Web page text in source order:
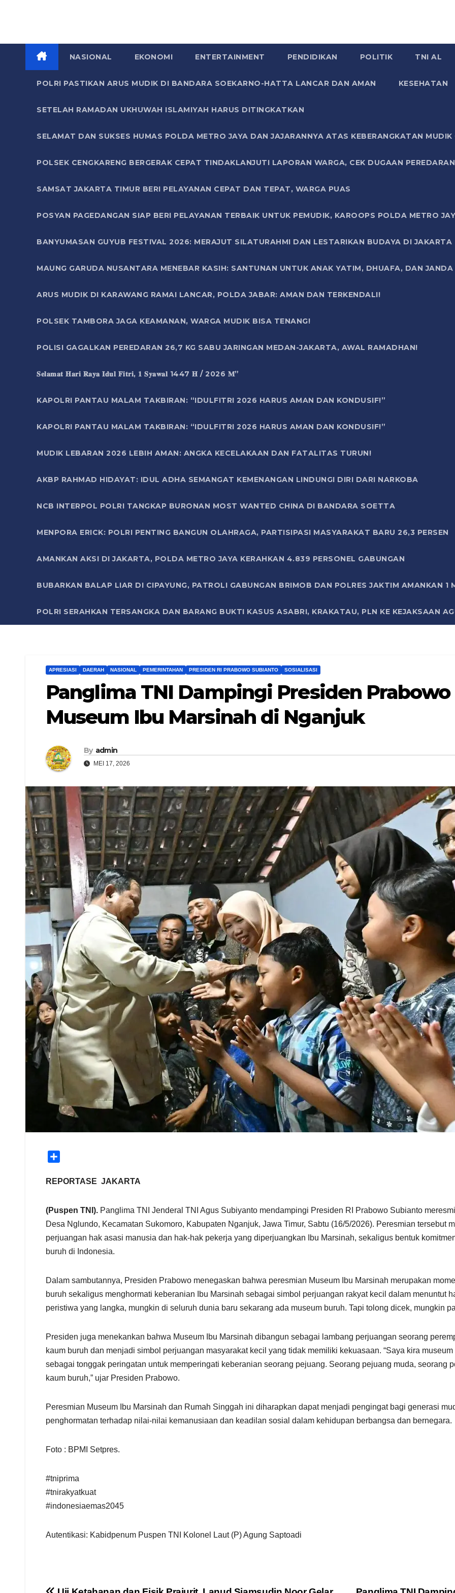
NASIONAL EKONOMI ENTERTAINMENT PENDIDIKAN POLITIK TNI AL
POLRI PASTIKAN ARUS MUDIK DI BANDARA SOEKARNO-HATTA LANCAR DAN AMAN KESEHATAN
SETELAH RAMADAN UKHUWAH ISLAMIYAH HARUS DITINGKATKAN
SELAMAT DAN SUKSES HUMAS POLDA METRO JAYA DAN JAJARANNYA ATAS KEBERANGKATAN
POLSEK CENGKARENG BERGERAK CEPAT TINDAKLANJUTI LAPORAN WARGA, CEK DUGAAN
SAMSAT JAKARTA TIMUR BERI PELAYANAN CEPAT DAN TEPAT, WARGA PUAS
POSYAN PAGEDANGAN SIAP BERI PELAYANAN TERBAIK UNTUK PEMUDIK, KAROOPS POLDA METRO
BANYUMASAN GUYUB FESTIVAL 2026: MERAJUT SILATURAHMI DAN LESTARIKAN BUDAYA DI JAKARTA
MAUNG GARUDA NUSANTARA MENEBAR KASIH: SANTUNAN UNTUK ANAK YATIM, DHUAFA, DAN
ARUS MUDIK DI KARAWANG RAMAI LANCAR, POLDA JABAR: AMAN DAN TERKENDALI!
POLSEK TAMBORA JAGA KEAMANAN, WARGA MUDIK BISA TENANG!
POLISI GAGALKAN PEREDARAN 26,7 KG SABU JARINGAN MEDAN-JAKARTA, AWAL RAMADHAN!
𝐒𝐞𝐥𝐚𝐦𝐚𝐭 𝐇𝐚𝐫𝐢 𝐑𝐚𝐲𝐚 𝐈𝐝𝐮𝐥 𝐅𝐢𝐭𝐫𝐢, 𝟏 𝐒𝐲𝐚𝐰𝐚𝐥 1447 𝐇 / 2026 𝐌”
KAPOLRI PANTAU MALAM TAKBIRAN: “IDULFITRI 2026 HARUS AMAN DAN KONDUSIF!”
KAPOLRI PANTAU MALAM TAKBIRAN: “IDULFITRI 2026 HARUS AMAN DAN KONDUSIF!”
MUDIK LEBARAN 2026 LEBIH AMAN: ANGKA KECELAKAAN DAN FATALITAS TURUN!
AKBP RAHMAD HIDAYAT: IDUL ADHA SEMANGAT KEMENANGAN LINDUNGI DIRI DARI NARKOBA
NCB INTERPOL POLRI TANGKAP BURONAN MOST WANTED CHINA DI BANDARA SOETTA
MENPORA ERICK: POLRI PENTING BANGUN OLAHRAGA, PARTISIPASI MASYARAKAT BARU 26,3 PERSEN
AMANKAN AKSI DI JAKARTA, POLDA METRO JAYA KERAHKAN 4.839 PERSONEL GABUNGAN
BUBARKAN BALAP LIAR DI CIPAYUNG, PATROLI GABUNGAN BRIMOB DAN POLRES JAKTIM AMANKAN 1
POLRI SERAHKAN TERSANGKA DAN BARANG BUKTI KASUS ASABRI, KRAKATAU, PLN KE KEJAKSAAN
APRESIASI DAERAH NASIONAL PEMERINTAHAN PRESIDEN RI PRABOWO SUBIANTO SOSIALISASI
Panglima TNI Dampingi Presiden
Museum Ibu Marsinah di Nganjuk
By admin
MEI 17, 2026
a
REPORTASE JAKARTA
(Puspen TNI). Panglima TNI Jenderal TNI Agus Subiyanto mendampingi Presiden RI Prabowo Subianto
Desa Nglundo, Kecamatan Sukomoro, Kabupaten Nganjuk, Jawa Timur, Sabtu (16/5/2026). Peresmian tersebut
perjuangan hak asasi manusia dan hak-hak pekerja yang diperjuangkan Ibu Marsinah, sekaligus bentuk
buruh di Indonesia.
Dalam sambutannya, Presiden Prabowo menegaskan bahwa peresmian Museum Ibu Marsinah merupakan
buruh sekaligus menghormati keberanian Ibu Marsinah sebagai simbol perjuangan rakyat kecil dalam menuntut
peristiwa yang langka, mungkin di seluruh dunia baru sekarang ada museum buruh. Tapi tolong dicek, mungkin
Presiden juga menekankan bahwa Museum Ibu Marsinah dibangun sebagai lambang perjuangan seorang
kaum buruh dan menjadi simbol perjuangan masyarakat kecil yang tidak memiliki kekuasaan. “Saya kira
sebagai tonggak peringatan untuk memperingati keberanian seorang pejuang. Seorang pejuang muda, seorang
kaum buruh,” ujar Presiden Prabowo.
Peresmian Museum Ibu Marsinah dan Rumah Singgah ini diharapkan dapat menjadi pengingat bagi generasi
penghormatan terhadap nilai-nilai kemanusiaan dan keadilan sosial dalam kehidupan berbangsa dan bernegara.
Foto : BPMI Setpres.
#tniprima
#tnirakyatkuat
#indonesiaemas2045
Autentikasi: Kabidpenum Puspen TNI Kolonel Laut (P) Agung Saptoadi